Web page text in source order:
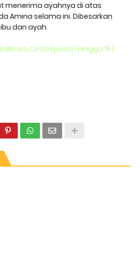
menerima ayahnya di atas
Amina selama ini. Dibesarkan
dan ayah.
Bicara Cinta Episod 1 Hingga 15 (